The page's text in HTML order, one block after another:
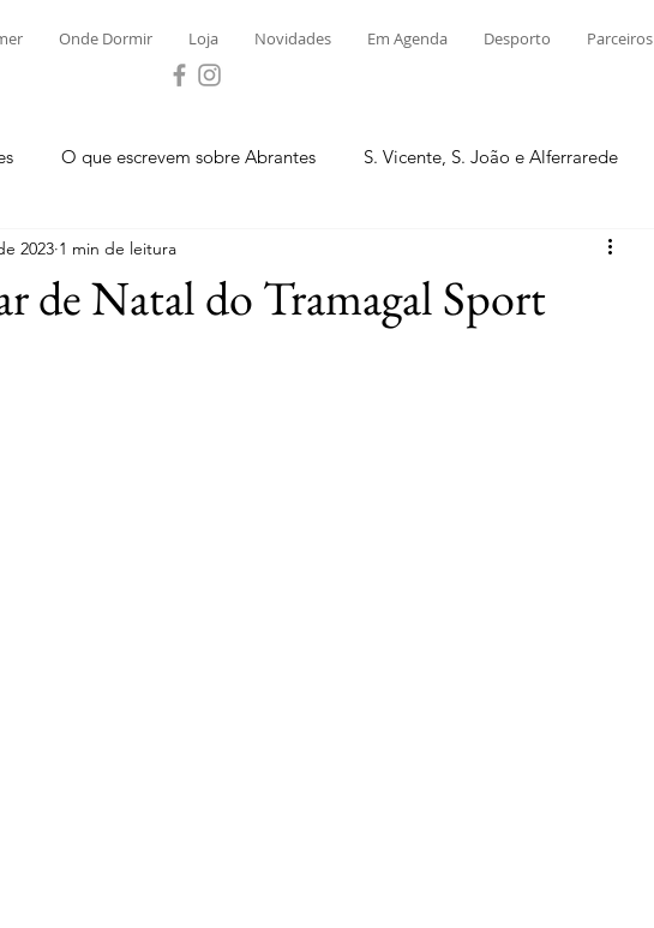
Onde Dormir Loja Novidades Em Agenda Desporto Parceiros
O que escrevem sobre Abrantes S. Vicente, S. João e Alferrarede
Bemposta
de Natal do Tramagal Sport
2023 1 min de leitura